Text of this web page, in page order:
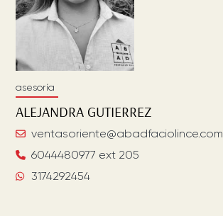
asesoría
ALEJANDRA GUTIERREZ
ventasoriente@abadfaciolince.com
6044480977 ext 205
3174292454